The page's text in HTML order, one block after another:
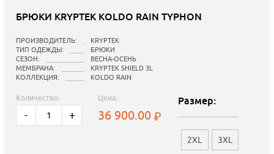
БРЮКИ KRYPTEK KOLDO RAIN TYPHON
ПРОИЗВОДИТЕЛЬ:
KRYPTEK
ТИП ОДЕЖДЫ:
БРЮКИ
СЕЗОН:
ВЕСНА-ОСЕНЬ
МЕМБРАНА:
KRYPTEK SHIELD 3L
КОЛЛЕКЦИЯ:
KOLDO RAIN
Количество:
- +
Цена:
36 900.00
Размер:
2XL 3XL